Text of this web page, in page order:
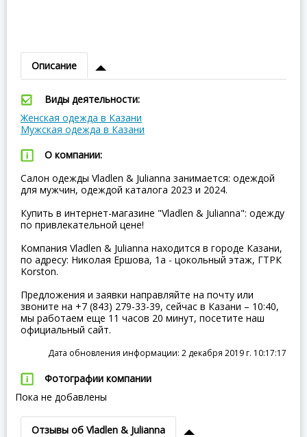
Описание
Виды деятельности:
Женская одежда в Казани
Мужская одежда в Казани
О компании:
Салон одежды Vladlen & Julianna занимается: одеждой
для мужчин, одеждой каталога 2023 и 2024.
Купить в интернет-магазине "Vladlen & Julianna": одежду
по привлекательной цене!
Компания Vladlen & Julianna находится в городе Казани,
по адресу: Николая Ершова, 1а - цокольный этаж, ГТРК
Korston.
Предложения и заявки направляйте на почту или
звоните на +7 (843) 279-33-39, сейчас в Казани – 10:40,
мы работаем еще 11 часов 20 минут, посетите наш
официальный сайт.
Дата обновления информации: 2 декабря 2019 г. 10:17:17
Фотографии компании
Пока не добавлены
Отзывы об Vladlen & Julianna